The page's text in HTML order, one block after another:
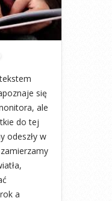
się
ale
do tej
odeszły w
a